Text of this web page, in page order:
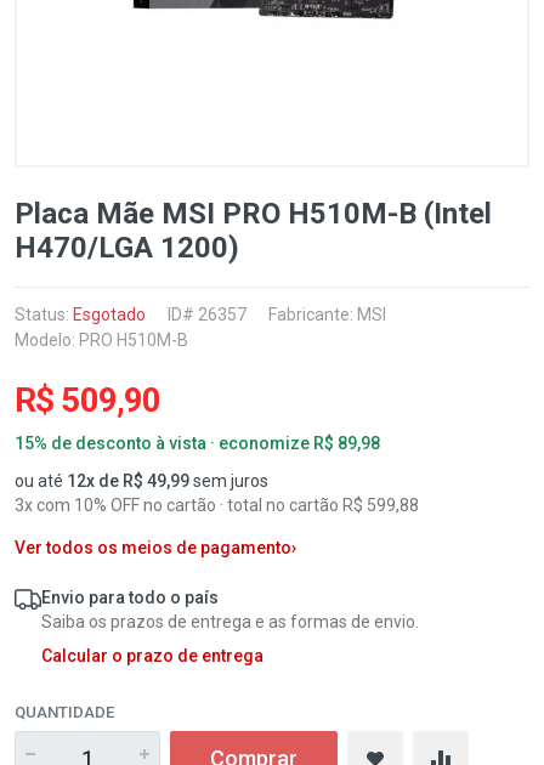
Placa Mãe MSI PRO H510M-B (Intel
H470/LGA 1200)
Status: Esgotado ID# 26357 Fabricante: MSI
Modelo: PRO H510M-B
R$ 509,90
15% de desconto à vista · economize R$ 89,98
ou até 12x de R$ 49,99sem juros
3x com 10% OFF no cartão · total no cartão R$ 599,88
Ver todos os meios de pagamento›
Envio para todo o país
Saiba os prazos de entrega e as formas de envio.
Calcular o prazo de entrega
QUANTIDADE
Comprar